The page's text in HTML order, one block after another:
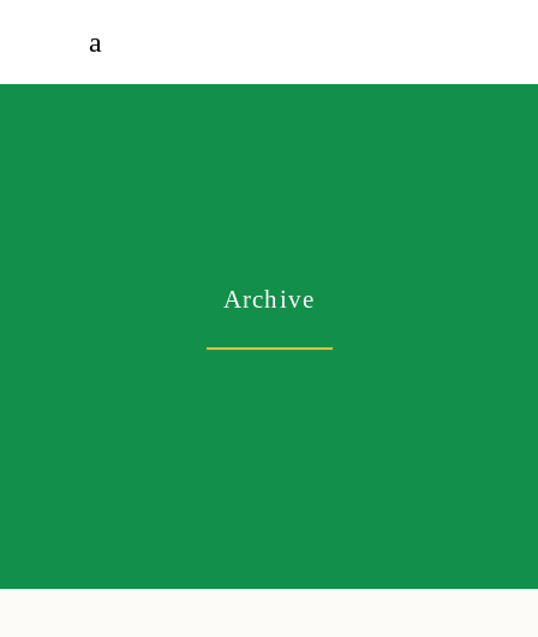
Archive